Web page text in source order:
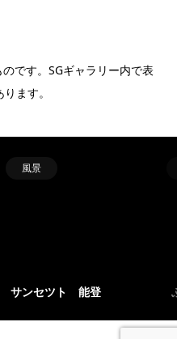
です。SGギャラリー内で表
ます。
風景
サンセツト 能登